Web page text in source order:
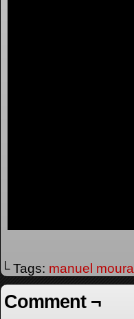
└ Tags: manuel
Comment ¬